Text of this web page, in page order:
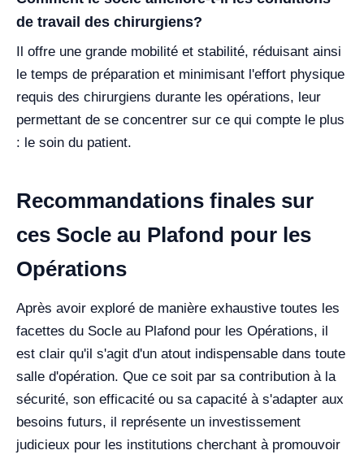
de travail des chirurgiens?
Il offre une grande mobilité et stabilité, réduisant ainsi
le temps de préparation et minimisant l'effort physique
requis des chirurgiens durante les opérations, leur
permettant de se concentrer sur ce qui compte le plus
: le soin du patient.
Recommandations finales sur
ces Socle au Plafond pour les
Opérations
Après avoir exploré de manière exhaustive toutes les
facettes du Socle au Plafond pour les Opérations, il
est clair qu'il s'agit d'un atout indispensable dans toute
salle d'opération. Que ce soit par sa contribution à la
sécurité, son efficacité ou sa capacité à s'adapter aux
besoins futurs, il représente un investissement
judicieux pour les institutions cherchant à promouvoir